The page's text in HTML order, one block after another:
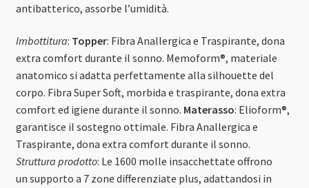
antibatterico, assorbe l’umidità.
Imbottitura: Topper: Fibra Anallergica e Traspirante, dona
extra comfort durante il sonno. Memoform®, materiale
anatomico si adatta perfettamente alla silhouette del
corpo. Fibra Super Soft, morbida e traspirante, dona extra
comfort ed igiene durante il sonno. Materasso: Elioform®,
garantisce il sostegno ottimale. Fibra Anallergica e
Traspirante, dona extra comfort durante il sonno.
Struttura prodotto: Le 1600 molle insacchettate offrono
un supporto a 7 zone differenziate plus, adattandosi in